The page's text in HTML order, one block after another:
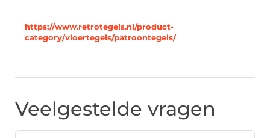
https://www.retrotegels.nl/product-
category/vloertegels/patroontegels/
Veelgestelde vragen